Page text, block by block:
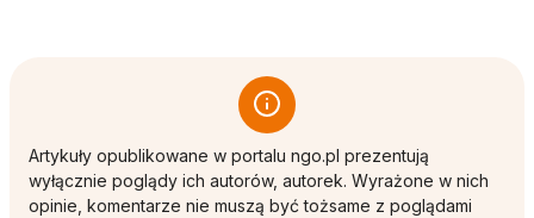
Artykuły opublikowane w portalu ngo.pl prezentują
wyłącznie poglądy ich autorów, autorek. Wyrażone w nich
opinie, komentarze nie muszą być tożsame z poglądami